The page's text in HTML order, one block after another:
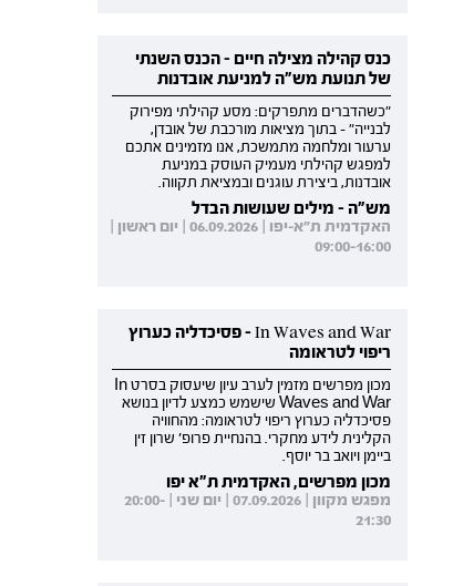
כנס קהילה מצילה חיים - הכנס השנתי
של תנועת מש"ה למניעת אובדנות
"כשהדברים מתפרקים: מסע קהילתי מפירוק
לבנייה" - בתוך מציאות מורכבת של אובדן,
ערעור ומלחמה מתמשכת, אנו מזמינים אתכם
למפגש קהילתי מעמיק העוסק במניעת
אובדנות, ביצירת עוגנים ובמציאת תקווה.
מש"ה - מילים שעושות הבדל
האקדמית ת"א-יפו | 06.09.2026 | יום ראשון |
09:00-16:00
In Waves and War - פסיכדליה כערוץ
ריפוי לטראומה
מכון מפרשים מזמין לערב עיון שיעסוק בסרט In
Waves and War שישמש כמצע לדיון בנושא
פסיכדליה כערוץ ריפוי לטראומה: מהחוויה
הקלינית לידע מחקרי. בהנחיית פרופ' שרון זין
ביימן ויואב בר יוסף.
מכון מפרשים, האקדמית ת"א יפו
מפגש מקוון | 07.09.2026 | יום שני | 20:00-
21:30